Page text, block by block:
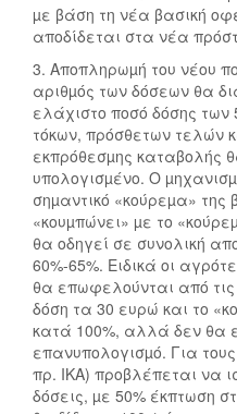
µε βάση τη νέα βασική
αποδίδεται στα νέα
3. Αποπληρωµή του νέου
αριθµός των δόσεων θα
ελάχιστο ποσό δόσης των
τόκων, πρόσθετων τελών
εκπρόθεσµης καταβολής
υπολογισµένο. Ο
σηµαντικό «κούρεµα»
«κουµπώνει» µε το
θα οδηγεί σε συνολική
60%-65%. Ειδικά οι
θα επωφελούνται από
δόση τα 30 ευρώ και το
κατά 100%, αλλά δεν θα
επανυπολογισµό. Για
πρ. ΙΚΑ) προβλέπεται να
δόσεις, µε 50% έκπτωση